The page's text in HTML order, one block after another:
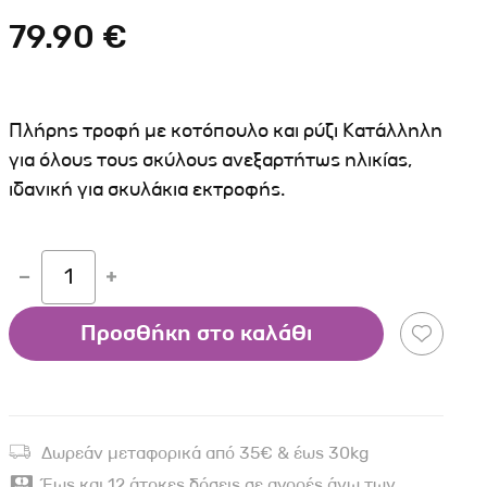
Αλυσίδες-Φίμωτρα Σκύλου
Ρουχαλάκια Σκύλου
Ταυτότητες Σκύλου
Κουδουνάκια Σκύλου
Οδηγοί Γάτας
79.90 €
Πλήρης τροφή με κοτόπουλο και ρύζι Κατάλληλη
για όλους τους σκύλους ανεξαρτήτως ηλικίας,
ιδανική για σκυλάκια εκτροφής.
1
Προσθήκη στο καλάθι
Δωρεάν μεταφορικά από 35€ & έως 30kg